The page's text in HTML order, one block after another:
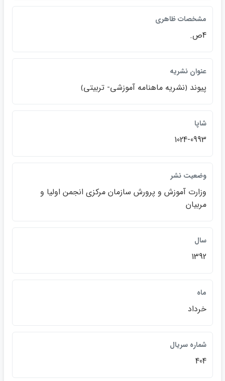
مشخصات ظاهري
4ص.
عنوان نشريه
پيوند ﴿نشريه ماهنامه آموزشي- تربيتي﴾
شاپا
1024-0993
وضعيت نشر
وزارت آموزش و پرورش سازمان مركزي انجمن اوليا و
مربيان
سال
1392
ماه
خرداد
شماره سريال
404